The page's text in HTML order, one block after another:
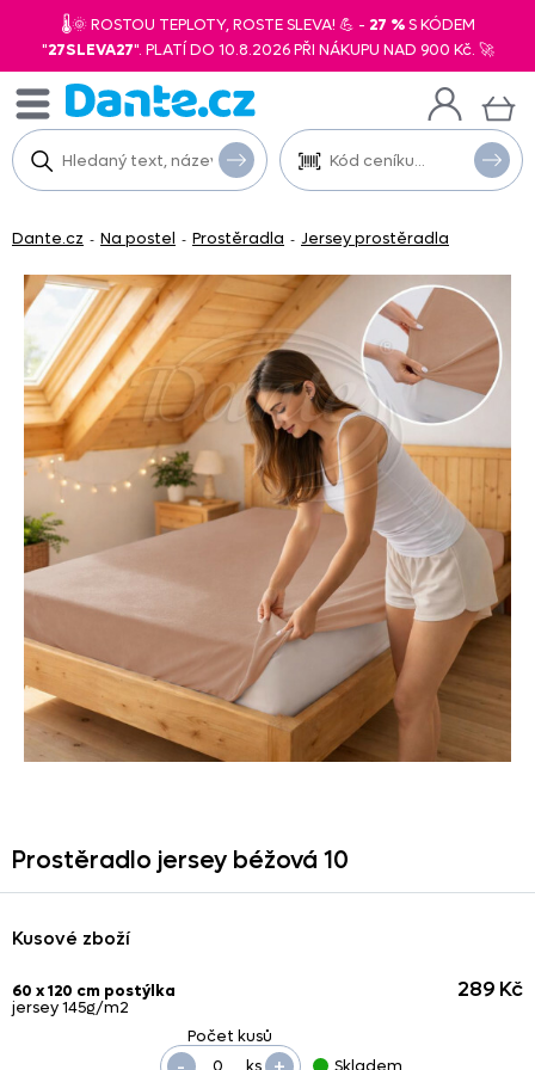
🌡️🌞 ROSTOU TEPLOTY, ROSTE SLEVA! 💪 - 27 %S KÓDEM
"27SLEVA27". PLATÍ DO 10.8.2026 PŘI NÁKUPU NAD 900 Kč. 🚀
Dante.cz - Na postel - Prostěradla - Jersey prostěradla
Prostěradlo jersey béžová 10
Kusové zboží
60 x 120 cm postýlka
jersey 145g/m2
ks
289 Kč
Skladem